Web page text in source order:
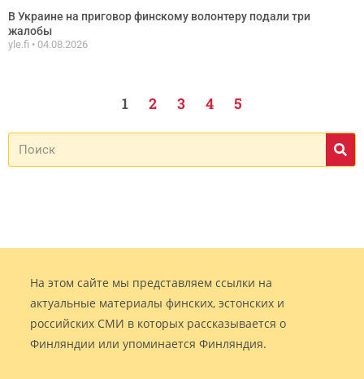
В Украине на приговор финскому волонтеру подали три
жалобы
yle.fi 04.08.2026
1 2 3 4 5
На этом сайте мы представляем ссылки на
актуальные материалы финских, эстонских и
российских СМИ в которых рассказывается о
Финляндии или упоминается Финляндия.